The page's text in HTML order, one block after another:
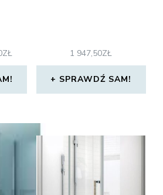
ZŁ 1 947,50ZŁ
SPRAWDŹ SAM!